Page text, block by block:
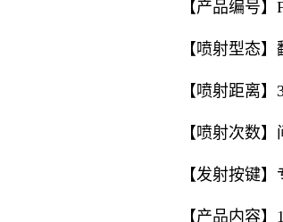
【产品编号
【喷射型态
【喷射距离】
【喷射次数
【发射按键
【产品内容